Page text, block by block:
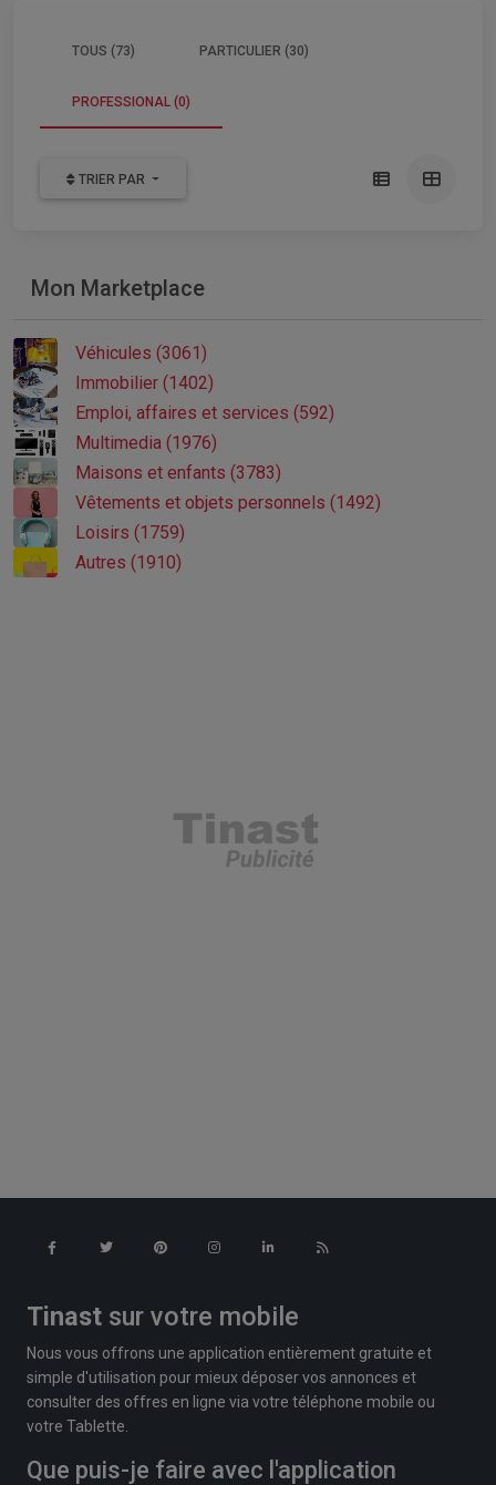
TOUS (73) PARTICULIER (30)
PROFESSIONAL (0)
TRIER PAR
Mon Marketplace
Véhicules (3061)
Immobilier (1402)
Emploi, affaires et services (592)
Multimedia (1976)
Maisons et enfants (3783)
Vêtements et objets personnels (1492)
Loisirs (1759)
Autres (1910)
Tinast sur votre mobile
Nous vous offrons une application entièrement gratuite et
simple d'utilisation pour mieux déposer vos annonces et
consulter des offres en ligne via votre téléphone mobile ou
votre Tablette.
Que puis-je faire avec l'application